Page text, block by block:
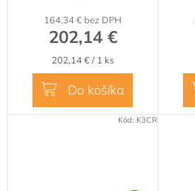
164,34 € bez DPH
202,14 €
Jednotková
cena:
202,14 € / 1 ks
Do košíka
Kód: K3CR